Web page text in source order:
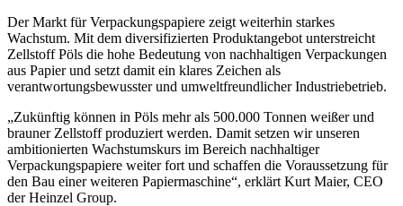
Der Markt für Verpackungspapiere zeigt weiterhin starkes
Wachstum. Mit dem diversifizierten Produktangebot unterstreicht
Zellstoff Pöls die hohe Bedeutung von nachhaltigen Verpackungen
aus Papier und setzt damit ein klares Zeichen als
verantwortungsbewusster und umweltfreundlicher Industriebetrieb.
„Zukünftig können in Pöls mehr als 500.000 Tonnen weißer und
brauner Zellstoff produziert werden. Damit setzen wir unseren
ambitionierten Wachstumskurs im Bereich nachhaltiger
Verpackungspapiere weiter fort und schaffen die Voraussetzung für
den Bau einer weiteren Papiermaschine“, erklärt Kurt Maier, CEO
der Heinzel Group.